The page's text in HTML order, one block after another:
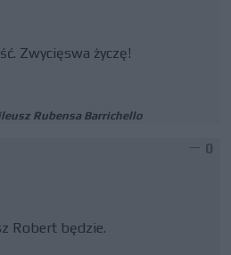
Zwycięswa życzę!
Rubensa Barrichello
0
Robert będzie.